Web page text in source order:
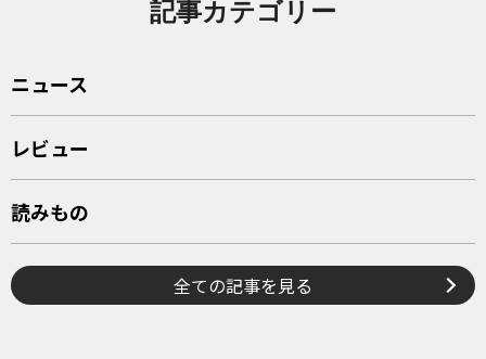
記事カテゴリー
ニュース
レビュー
読みもの
全ての記事を見る